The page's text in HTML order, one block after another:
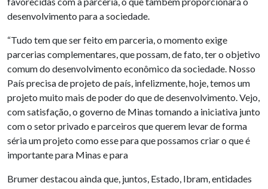
desenvolvimento para a sociedade.
“Tudo tem que ser feito em parceria, o momento exige
parcerias complementares, que possam, de fato, ter o objetivo
comum do desenvolvimento econômico da sociedade. Nosso
País precisa de projeto de país, infelizmente, hoje, temos um
projeto muito mais de poder do que de desenvolvimento. Vejo,
com satisfação, o governo de Minas tomando a iniciativa junto
com o setor privado e parceiros que querem levar de forma
séria um projeto como esse para que possamos criar o que é
importante para Minas e para
Brumer destacou ainda que, juntos, Estado, Ibram, entidades